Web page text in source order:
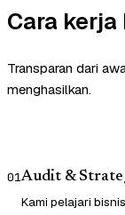
Cara kerja
Transparan dari
menghasilkan.
01Audit &
Kami pelajari